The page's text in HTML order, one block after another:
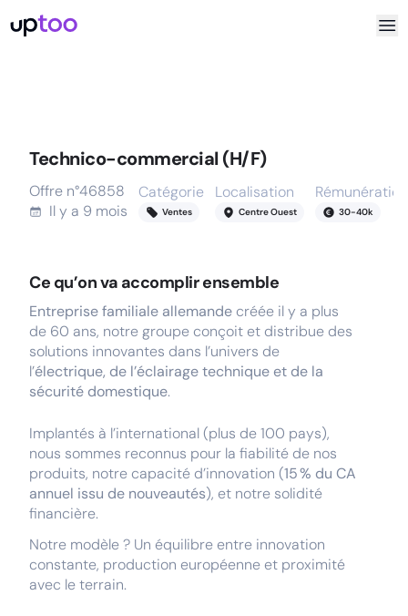
Technico-commercial (H/F)
Offre n°46858
Il y a 9 mois
Catégorie
Ventes
Localisation
Centre Ouest
Rémunération
30-40k
Ce qu’on va accomplir ensemble
Entreprise familiale allemande créée il y a plus
de 60 ans, notre groupe conçoit et distribue des
solutions innovantes dans l’univers de
l’électrique, de l’éclairage technique et de la
sécurité domestique.
Implantés à l’international (plus de 100 pays),
nous sommes reconnus pour la fiabilité de nos
produits, notre capacité d’innovation (15 % du CA
annuel issu de nouveautés), et notre solidité
financière.
Notre modèle ? Un équilibre entre innovation
constante, production européenne et proximité
avec le terrain.